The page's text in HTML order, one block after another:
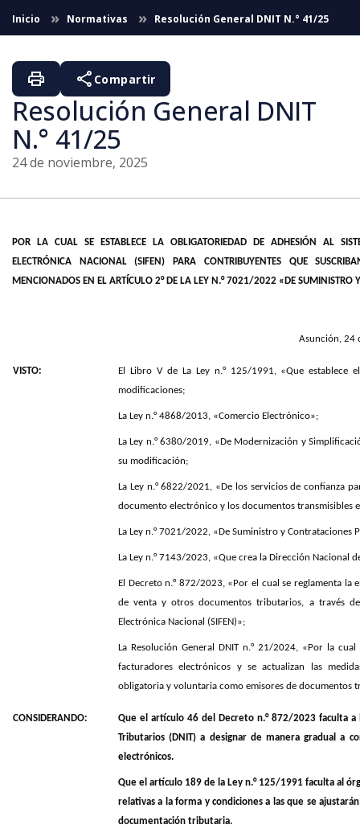
Saltar al contenido principal
Inicio Normativas Resolución General DNIT N.° 41/25
Resolución General DNIT
N.° 41/25
24 de noviembre, 2025
print share Compartir
POR LA CUAL SE ESTABLECE LA OBLIGATORIEDAD DE ADHESIÓN AL
ELECTRÓNICA NACIONAL (SIFEN) PARA CONTRIBUYENTES QUE
MENCIONADOS EN EL ARTÍCULO 2° DE LA LEY N.° 7021/2022 «DE SUMINISTRO
Asunción, 24
VISTO:
El Libro V de La Ley n.° 125/1991, «Que establece
modificaciones;
La Ley n.° 4868/2013, «Comercio Electrónico»;
La Ley n.° 6380/2019, «De Modernización y
su modificación;
La Ley n.° 6822/2021, «De los servicios de confianza
documento electrónico y los documentos transmisibles
La Ley n.° 7021/2022, «De Suministro y Contrataciones
La Ley n.° 7143/2023, «Que crea la Dirección Nacional
El Decreto n.° 872/2023, «Por el cual se reglamenta la
de venta y otros documentos tributarios, a través
Electrónica Nacional (SIFEN)»;
La Resolución General DNIT n.° 21/2024, «Por la
facturadores electrónicos y se actualizan las
obligatoria y voluntaria como emisores de documentos
CONSIDERANDO:
Que el artículo 46 del Decreto n.° 872/2023 faculta a
Tributarios (DNIT) a designar de manera gradual a
electrónicos.
Que el artículo 189 de la Ley n.° 125/1991 faculta al
relativas a la forma y condiciones a las que se
documentación tributaria.